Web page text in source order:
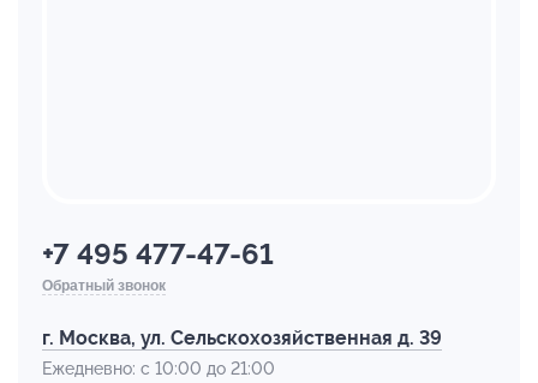
+7 495 477-47-61
Обратный звонок
г. Москва, ул. Сельскохозяйственная д. 39
Ежедневно: с 10:00 до 21:00